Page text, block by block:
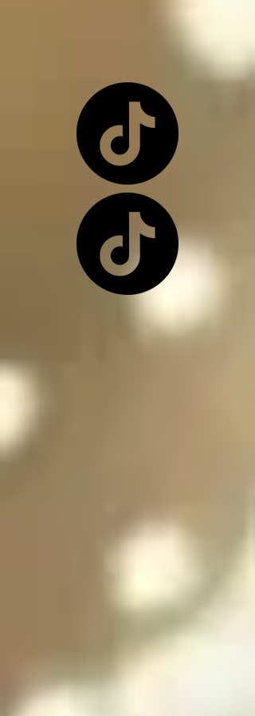
Los ángeles y los
arcángeles son los
únicos seres de la
creación que, siendo
inocentes, pueden ir a
este infierno donde
nos encontramos,
(ángeles caídos) y su
es purificar a las almas
de las personas
culpables para
infierno y SOLO se
puede salir del infierno
caídos resolviendo las
paradojas infernales
de la oscuridad
Cada angel y arcángel